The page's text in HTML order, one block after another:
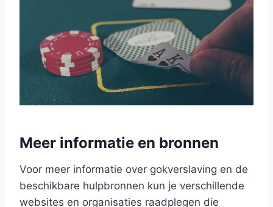
Meer informatie en bronnen
Voor meer informatie over gokverslaving en de
beschikbare hulpbronnen kun je verschillende
websites en organisaties raadplegen die